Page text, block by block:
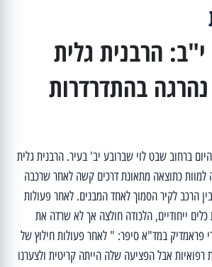
י"ב: הרבנית גלית
בהתדרדרות
ברחוב שבט לוי שברובע יב' בעיר. הרבנית גלית
ל-11 נמחצה למוות כתוצאה מתאונת דרכים קשה לאחר שרכבה
הרכב לקיר הסמוך לאחד המבנים. לאחר פעולות
ייחודיים, הלכודה חולצה אך לא שרדה את
פראמדיק במד"א סיפר: " לאחר פעולות חילוץ של
רפואיות אבל הפציעה שלה הייתה קריטית ולצערנו